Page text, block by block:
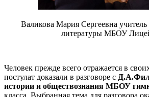
Валикова Мария Сергеевна учитель
литературы МБОУ
Человек прежде всего отражается в
постулат доказали в разговоре с
истории и обществознания МБОУ
класса. Выбранная тема для разговора